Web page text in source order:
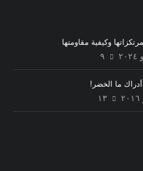
وكيفية مقاومتها
٩
ما الخضر!
١٣